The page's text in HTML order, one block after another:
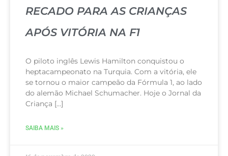
RECADO PARA AS CRIANÇAS
APÓS VITÓRIA NA F1
O piloto inglês Lewis Hamilton conquistou o
heptacampeonato na Turquia. Com a vitória, ele
se tornou o maior campeão da Fórmula 1, ao lado
do alemão Michael Schumacher. Hoje o Jornal da
Criança […]
SAIBA MAIS »